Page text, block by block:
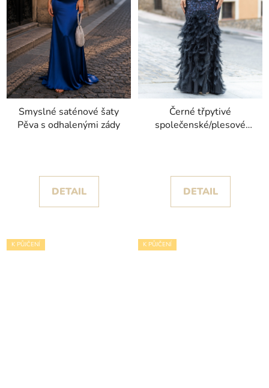
Smyslné saténové šaty
Pěva s odhalenými zády
DETAIL
Černé třpytivé
společenské/plesové
DETAIL
K PŮJČENÍ K PŮJČENÍ